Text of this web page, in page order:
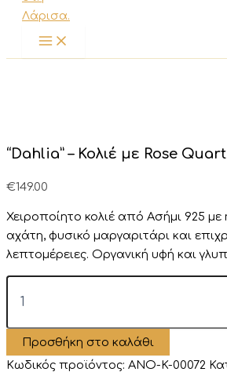
“Dahlia” – Κολιέ με Rose
€149.00
Χειροποίητο κολιέ από Ασήμι 925 με
αχάτη, φυσικό μαργαριτάρι και
λεπτομέρειες. Οργανική υφή και
"Dahlia"
με
Rose
Quartz
Προσθήκη στο καλάθι
Κωδικός προϊόντος: ANO-K-00072